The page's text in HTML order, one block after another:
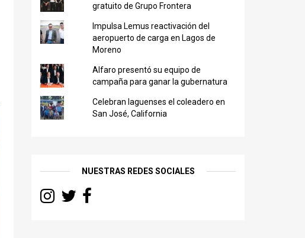
gratuito de Grupo Frontera
Impulsa Lemus reactivación del
aeropuerto de carga en Lagos de
Moreno
Alfaro presentó su equipo de
campaña para ganar la gubernatura
Celebran laguenses el coleadero en
San José, California
NUESTRAS REDES SOCIALES